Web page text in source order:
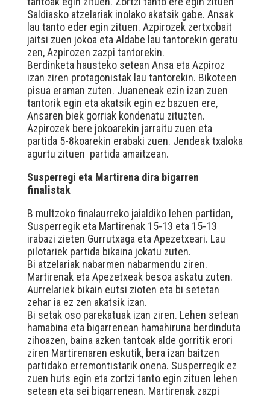
Saldiasko atzelariak inolako akatsik gabe. Ansak
lau tanto eder egin zituen. Azpirozek zertxobait
jaitsi zuen jokoa eta Aldabe lau tantorekin geratu
zen, Azpirozen zazpi tantorekin.
Berdinketa hausteko setean Ansa eta Azpiroz
izan ziren protagonistak lau tantorekin. Bikoteen
pisua eraman zuten. Juaneneak ezin izan zuen
tantorik egin eta akatsik egin ez bazuen ere,
Ansaren biek gorriak kondenatu zituzten.
Azpirozek bere jokoarekin jarraitu zuen eta
partida 5-8koarekin erabaki zuen. Jendeak txaloka
agurtu zituen partida amaitzean.
Susperregi eta Martirena dira bigarren
finalistak
B multzoko finalaurreko jaialdiko lehen partidan,
Susperregik eta Martirenak 15-13 eta 15-13
irabazi zieten Gurrutxaga eta Apezetxeari. Lau
pilotariek partida bikaina jokatu zuten.
Bi atzelariak nabarmen nabarmendu ziren.
Martirenak eta Apezetxeak besoa askatu zuten.
Aurrelariek bikain eutsi zioten eta bi setetan
zehar ia ez zen akatsik izan.
Bi setak oso parekatuak izan ziren. Lehen setean
hamabina eta bigarrenean hamahiruna berdinduta
zihoazen, baina azken tantoak alde gorritik erori
ziren Martirenaren eskutik, bera izan baitzen
partidako erremontistarik onena. Susperregik ez
zuen huts egin eta zortzi tanto egin zituen lehen
setean eta sei bigarrenean. Martirenak zazpi